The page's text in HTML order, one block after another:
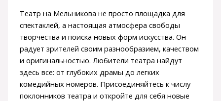
Театр на Мельникова не просто площадка для
спектаклей, а настоящая атмосфера свободы
творчества и поиска новых форм искусства. Он
радует зрителей своим разнообразием, качеством
и оригинальностью. Любители театра найдут
здесь все: от глубоких драмы до легких
комедийных номеров. Присоединяйтесь к числу
поклонников театра и откройте для себя новые